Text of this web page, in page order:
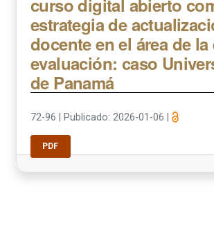
estrategia de
docente en el área de la
evaluación: caso
de Panamá
72-96 Publicado: 2026-01-06
PDF